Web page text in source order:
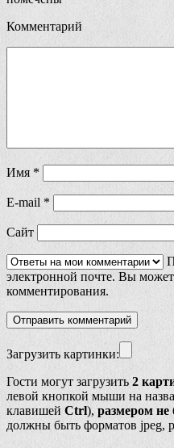
Комментарий
Имя *
E-mail *
Сайт
электронной почте. Вы
комментирования.
Загрузить картинки:
Гости могут загрузить 2
левой кнопкой мыши на
клавишей Ctrl), размером не
должны быть форматов jpeg,